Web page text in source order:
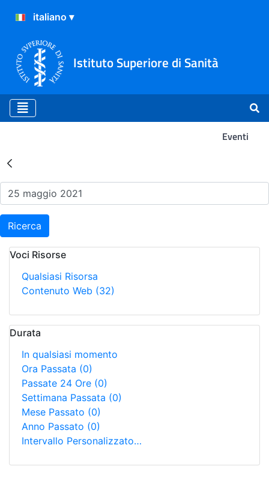
Istituto Superiore di Sanità
Eventi
Risultati della Ricerca -
Ricerca
Voci Risorse
Qualsiasi Risorsa
Contenuto Web (32)
Durata
In qualsiasi momento
Ora Passata (0)
Passate 24 Ore (0)
Settimana Passata (0)
Mese Passato (0)
Anno Passato (0)
Intervallo Personalizzato…